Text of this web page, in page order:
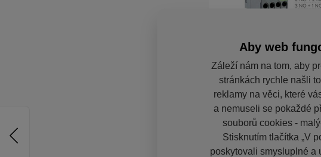
Aby web
Záleží nám na tom, aby
stránkách rychle našli
reklamy na věci, které
a nemuseli se pokaždé
souborů cookies -
Stisknutím tlačítka „V
poskytovali smysluplné a